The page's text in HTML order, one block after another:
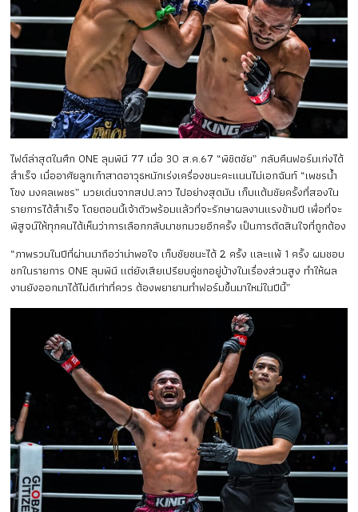
ไฟต์ล่าสุดในศึก ONE ลุมพินี 77 เมื่อ 30 ส.ค.67 “พิชิตชัย” กลับคืนฟอร์มเก่งได้
สำเร็จ เมื่ออาศัยลูกเก๋าสาดอาวุธหนักเร่งเครื่องชนะคะแนนไม่เอกฉันท์ “เพชรน้ำ
โขง มงคลเพชร” มวยเด่นจากสปป.ลาว ไปอย่างสุดมัน เก็บแต้มชัยครั้งที่สองใน
รายการได้สำเร็จ โดยตอนนี้เจ้าตัวพร้อมแล้วที่จะรักษาผลงานแรงข้ามปี เพื่อที่จะ
พิสูจน์ให้ทุกคนได้เห็นว่าการเลือกกลับมาชกมวยอีกครั้ง เป็นการตัดสินใจที่ถูกต้อง
“ภาพรวมในปีที่ผ่านมาถือว่าน่าพอใจ เก็บชัยชนะได้ 2 ครั้ง และแพ้ 1 ครั้ง ผมชอบ
ชกในรายการ ONE ลุมพินี แต่ยังเสียเปรียบคู่ชกอยู่บ้างในเรื่องส่วนสูง ทำให้ผล
งานยังออกมาได้ไม่ดีเท่าที่ควร ต้องพยายามทำฟอร์มขึ้นมาใหม่ในปีนี้”